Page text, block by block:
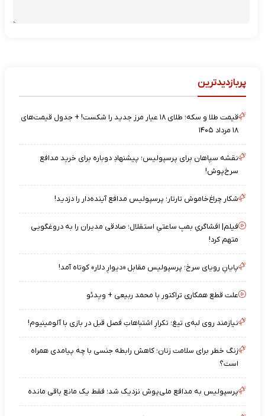
پربازدیدترین
قیمت طلا و سکه؛ طلای ۱۸ عیار مرز جدید را شکست! + جدول قیمت‌های
۱۸ مرداد ۱۴۰۵
نقشه‌ سپاهان برای پرسپولیس؛ پیشنهادِ دوباره برای خرید مدافع
سرخ‌پوش!
شکار چراغ‌خاموش تارتار؛ پرسپولیس مدافع آینده‌دار را دزدید!
فیلم| افشاگریِ بمبِ ساعتیِ استقلال؛ صادقی مدیران را به دروغگویی
متهم کرد!
پایانِ رویای سرخ؛ پرسپولیس مقابل «دیوارِ دلار» کوتاه آمد!
علت قطع همکاری تراکتور با محمد ربیعی + ویدئو
نیازمند روی لبه‌ی تیغ؛ تکرارِ اشتباهاتِ فصل قبل در بازی با آلومینیوم!
زنگ خطر برای سلامت زنان؛ کاهش رابطه جنسی با چه پیامدی همراه
است؟
پرسپولیس به مدافع ملی‌پوش نزدیک شد؛ فقط یک مانع باقی مانده